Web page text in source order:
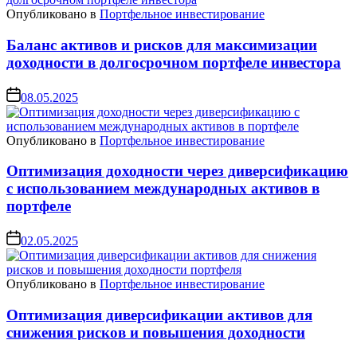
Опубликовано в Портфельное инвестирование
Баланс активов и рисков для максимизации
доходности в долгосрочном портфеле инвестора
08.05.2025
Опубликовано в Портфельное инвестирование
Оптимизация доходности через диверсификацию
с использованием международных активов в
портфеле
02.05.2025
Опубликовано в Портфельное инвестирование
Оптимизация диверсификации активов для
снижения рисков и повышения доходности